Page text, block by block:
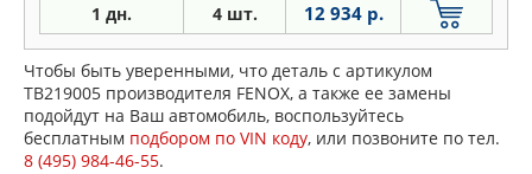
1 дн. 4 шт. 12 934 р.
Чтобы быть уверенными, что деталь с артикулом
TB219005 производителя FENOX, а также ее замены
подойдут на Ваш автомобиль, воспользуйтесь
бесплатным подбором по VIN коду, или позвоните по тел.
8 (495) 984-46-55.